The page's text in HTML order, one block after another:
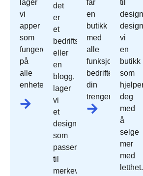
lager
vi
apper
som
fungerer
på
alle
enheter.
det
er
et
bedriftsnettsted
eller
en
blogg,
lager
vi
et
design
som
passer
til
merkevaren
får
en
butikk
med
alle
funksjonene
bedriften
din
trenger.
til
design
vi
en
butikk
som
hjelper
deg
med
å
selge
mer
med
letthet.